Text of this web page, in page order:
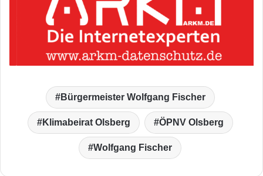
Bürgermeister Wolfgang Fischer
Klimabeirat Olsberg ÖPNV Olsberg
Wolfgang Fischer